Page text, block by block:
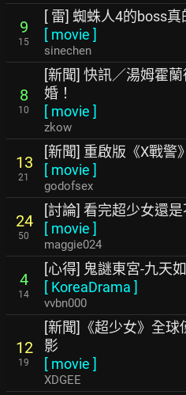
9
15
[ 雷] 蜘蛛人4的boss
[ movie ]
sinechen
8
10
[新聞] 快訊／湯姆霍
婚！
[ movie ]
zkow
13
21
[新聞] 重啟版《X戰警
[ movie ]
godofsex
24
50
[討論] 看完超少女還
[ movie ]
maggie024
4
14
[心得] 鬼謎東宮-九天
[ KoreaDrama ]
vvbn000
12
19
[新聞]《超少女》全
影
[ movie ]
XDGEE